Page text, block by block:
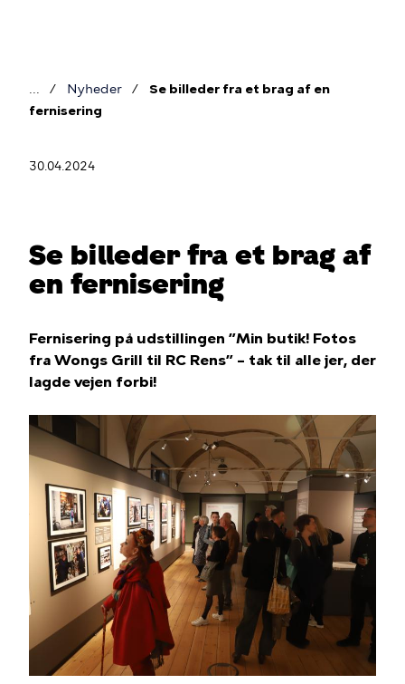
Brødkrumme
Nyheder
Se billeder fra et brag af en
fernisering
30.04.2024
Se billeder fra et brag af
en fernisering
Fernisering på udstillingen ”Min butik! Fotos
fra Wongs Grill til RC Rens” – tak til alle jer, der
lagde vejen forbi!
Billede